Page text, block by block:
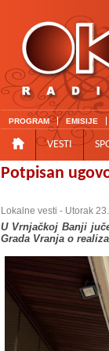
PROGRAM EMISIJE
VESTI
Potpisan
Lokalne vesti - Utorak
U Vrnjačkoj Banji
Grada Vranja o